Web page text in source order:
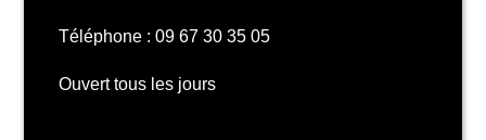
Téléphone : 09 67 30 35 05
Ouvert tous les jours